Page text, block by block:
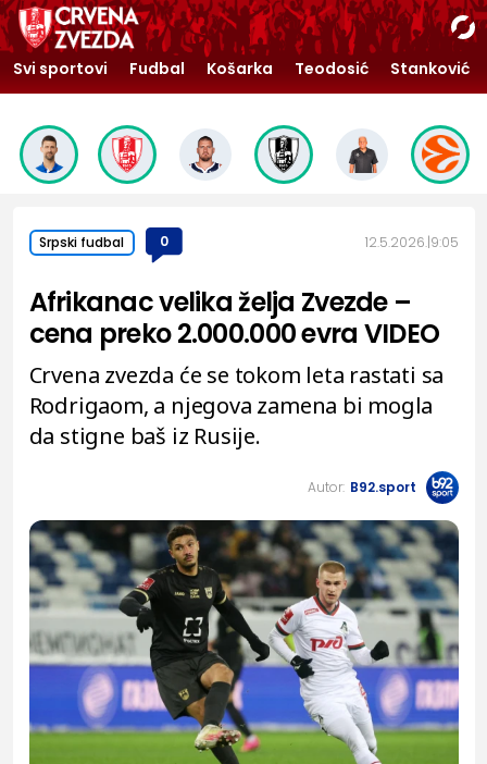
Svi sportovi Fudbal Košarka Teodosić Stanković
Srpski fudbal 0 12.5.2026. 9:05
Afrikanac velika želja Zvezde –
cena preko 2.000.000 evra VIDEO
Crvena zvezda će se tokom leta rastati sa
Rodrigaom, a njegova zamena bi mogla
da stigne baš iz Rusije.
Autor: B92.sport